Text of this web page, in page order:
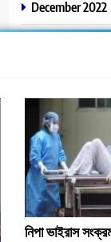
নিপা ভাইরাস
December 2022